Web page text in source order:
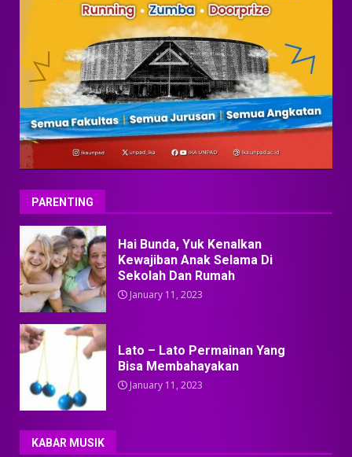
PARENTING
Hai Bunda, Yuk Kenalkan
Kewajiban Anak Selama Di
Sekolah Dan Rumah
January 11, 2023
Lato – Lato Permainan Yang
Bisa Membahayakan
January 11, 2023
KABAR MUSIK